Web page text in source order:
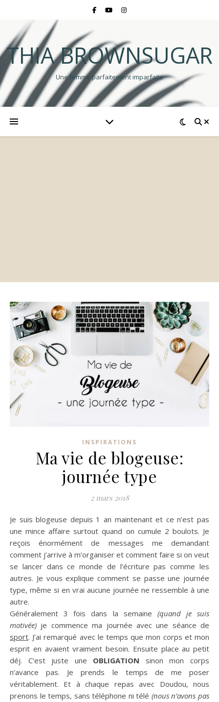
THIA BROWNSUGAR
Une femme parfaitement imparfaite
INSPIRATIONS
Ma vie de blogeuse:
journée type
2 mars 2018
Je suisblogeuse depuis 1 an maintenant et ce n’est pas
une mince affaire surtout quand on cumule 2 boulots. Je
reçois énormément de messages me demandant
comment j’arrive à m’organiser et comment faire si on veut
se lancer dans ce monde de l’écriture pas comme les
autres. Je vous explique comment se passe une journée
type, même si en vrai aucune journée ne ressemble à une
autre.
Généralement 3 fois dans la semaine (quand je suis
motivée) je commence ma journée avec une séance de
sport. J’ai remarqué avec le temps que mon corps et mon
esprit en avaient vraiment besoin. Ensuite place au petit
déj. C’est juste une OBLIGATION sinon mon corps
n’avance pas. Je prends le temps de me poser
véritablement. Et à chaque repas avec Doudou, nous
prenons le temps, sans téléphone ni télé (nous n’avons pas